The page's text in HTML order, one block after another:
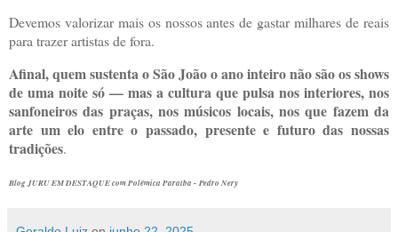
Devemos valorizar mais os nossos antes de gastar milhares de reais
para trazer artistas de fora.
Afinal, quem sustenta o São João o ano inteiro não são os shows
de uma noite só — mas a cultura que pulsa nos interiores, nos
sanfoneiros das praças, nos músicos locais, nos que fazem da
arte um elo entre o passado, presente e futuro das nossas
tradições.
Blog JURU EM DESTAQUE com Polêmica Paraíba - Pedro Nery